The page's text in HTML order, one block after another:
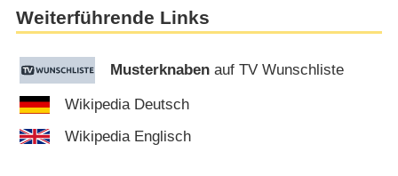
Weiterführende Links
Musterknaben auf TV Wunschliste
Wikipedia Deutsch
Wikipedia Englisch